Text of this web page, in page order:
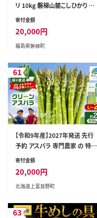
リ 10kg 磐梯山麓こしひかり 精
米 磐梯町産 福島県産 会津産
寄付金額
20,000円
福島県磐梯町
61
【令和9年産】2027年発送 先行
予約 アスパラ 専門農家 の 特選
グリーンアスパラ 2kg L～2L ア
ラ 野菜 北海道 上富良野町 グリ
ーンアスパラ
寄付金額
20,000円
北海道上富良野町
63